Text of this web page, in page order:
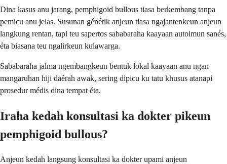
Dina kasus anu jarang, pemphigoid bullous tiasa berkembang tanpa
pemicu anu jelas. Susunan génétik anjeun tiasa ngajantenkeun anjeun
langkung rentan, tapi teu sapertos sababaraha kaayaan autoimun sanés,
éta biasana teu ngalirkeun kulawarga.
Sababaraha jalma ngembangkeun bentuk lokal kaayaan anu ngan
mangaruhan hiji daérah awak, sering dipicu ku tatu khusus atanapi
prosedur médis dina tempat éta.
Iraha kedah konsultasi ka dokter pikeun
pemphigoid bullous?
Anjeun kedah langsung konsultasi ka dokter upami anjeun